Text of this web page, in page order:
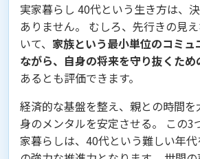
実家暮らし 40代という生き方は、
ありません。 むしろ、先行きの見
いて、 家族という最小単位のコミュ
ながら、自身の将来を守り抜くた
あるとも評価できます。
経済的な基盤を整え、親との時間を
身のメンタルを安定させる。 この3
家暮らしは、40代という難しい年